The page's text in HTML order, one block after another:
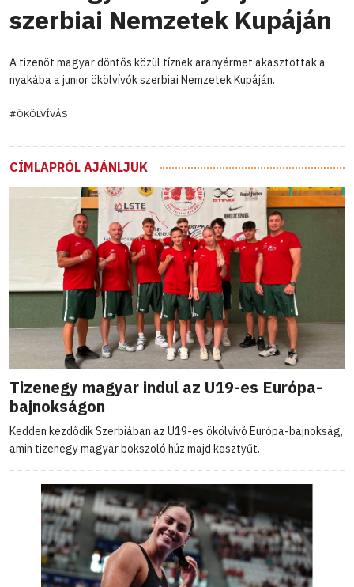
szerbiai Nemzetek Kupáján
A tizenöt magyar döntős közül tíznek aranyérmet akasztottak a
nyakába a junior ökölvívók szerbiai Nemzetek Kupáján.
#ÖKÖLVÍVÁS
CÍMLAPRÓL AJÁNLJUK
Tizenegy magyar indul az U19-es Európa-
bajnokságon
Kedden kezdődik Szerbiában az U19-es ökölvívó Európa-bajnokság,
amin tizenegy magyar bokszoló húz majd kesztyűt.